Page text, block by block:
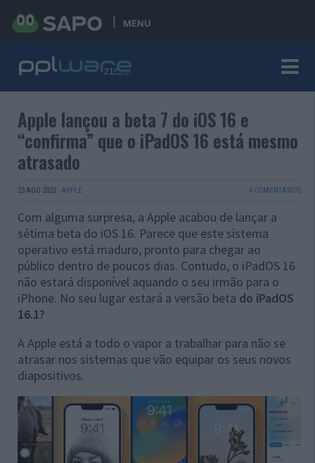
MENU
Apple lançou a beta 7 do iOS 16 e
“confirma” que o iPadOS 16 está mesmo
atrasado
23 AGO 2022 · APPLE 4 COMENTÁRIOS
Com alguma surpresa, a Apple acabou de lançar a
sétima beta do iOS 16. Parece que este sistema
operativo está maduro, pronto para chegar ao
público dentro de poucos dias. Contudo, o iPadOS 16
não estará disponível aquando o seu irmão para o
iPhone. No seu lugar estará a versão beta do iPadOS
16.1?
A Apple está a todo o vapor a trabalhar para não se
atrasar nos sistemas que vão equipar os seus novos
diapositivos.